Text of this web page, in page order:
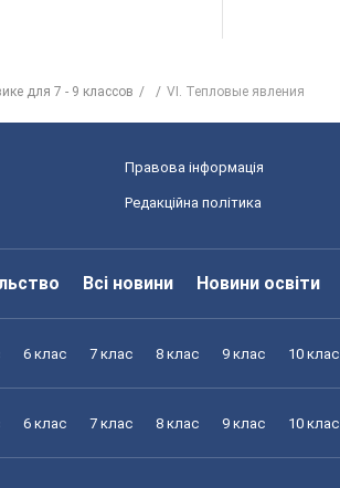
для 7 - 9 классов VI. Тепловые явления
Правова інформація
Редакційна політика
Всі новини Новини освіти
6 клас 7 клас 8 клас 9 клас 10 клас
6 клас 7 клас 8 клас 9 клас 10 клас